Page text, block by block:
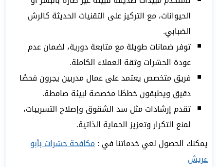
الحيوانات، مع التركيز على التقنيات الحديثة كالرش
الضبابي.
توفر ضمانات طويلة مع متابعة دورية، لضمان عدم
عودة الحشرات وثقة العملاء الكاملة.
فريق متخصص يعتمد على عمال مدربين يجرون فحصًا
دقيق ويطبقون خططًا مخصصة لبيئة صامطة.
تقدم إرشادات مثل سد الشقوق وإصلاح التسريبات،
لمنع التكرار وتعزيز الحماية الذاتية.
يمكنك الحصول لعي خدماتنا في :مكافحة حشرات بأبو
عريش